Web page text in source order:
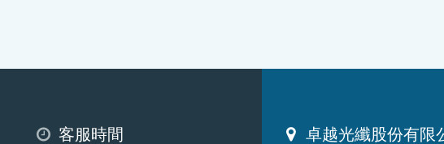
客服時間 卓越光纖股份有限